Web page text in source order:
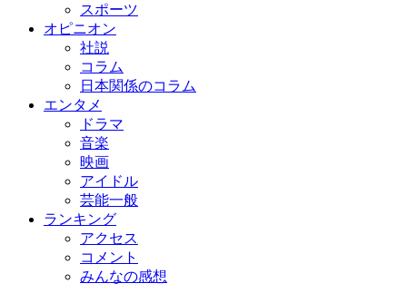
スポーツ
オピニオン
社説
コラム
日本関係のコラム
エンタメ
ドラマ
音楽
映画
アイドル
芸能一般
ランキング
アクセス
コメント
みんなの感想